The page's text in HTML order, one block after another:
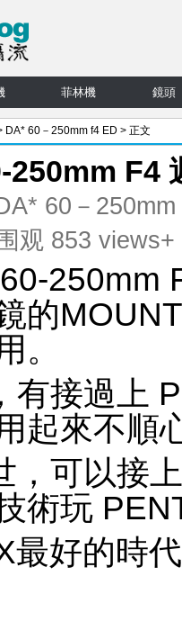
菲林機 鏡頭
DA* 60－250mm f4 ED > 正文
F4
60－
观 853 views+
250mm
的
。
有接過上
起來不順
，可以接
術玩
最好的時